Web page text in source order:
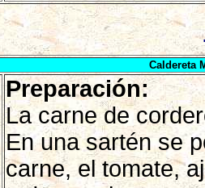
Caldereta
Preparación:
La carne de
En una sartén se
carne, el tomate,